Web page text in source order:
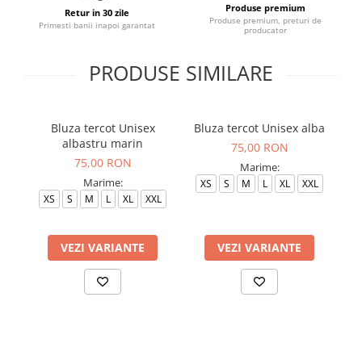
Retur in 30 zile
Primesti banii inapoi garantat
Produse premium
Produse premium, preturi de
producator
PRODUSE SIMILARE
Bluza tercot Unisex
albastru marin
75,00 RON
Marime:
XS S M L XL XXL
VEZI VARIANTE
Bluza tercot Unisex alba
75,00 RON
Marime:
XS S M L XL XXL
VEZI VARIANTE